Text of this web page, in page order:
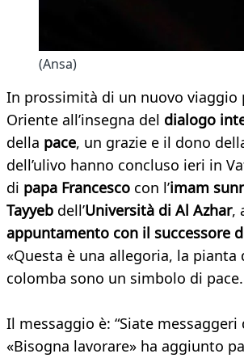
(Ansa)
In prossimità di un nuovo viaggio
Oriente all’insegna del dialogo
della pace, un grazie e il dono
dell’ulivo hanno concluso ieri in
di papa Francesco con l’imam
Tayyeb dell’Università di Al Azhar,
appuntamento con il successore
«Questa è una allegoria, la pianta
colomba sono un simbolo di pace.
Il messaggio è: “Siate messaggeri
«Bisogna lavorare» ha aggiunto